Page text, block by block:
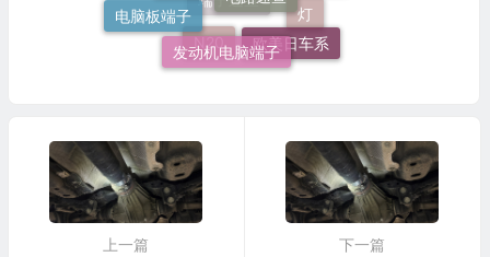
N20
端子速查 灯
欧美日车系
发动机电脑端子
电脑板端子
上一篇
下一篇